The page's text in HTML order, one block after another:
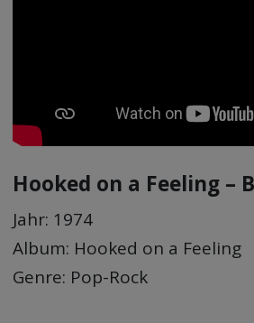
Hooked on a Feeling –
Jahr: 1974
Album: Hooked on a Feeling
Genre: Pop-Rock